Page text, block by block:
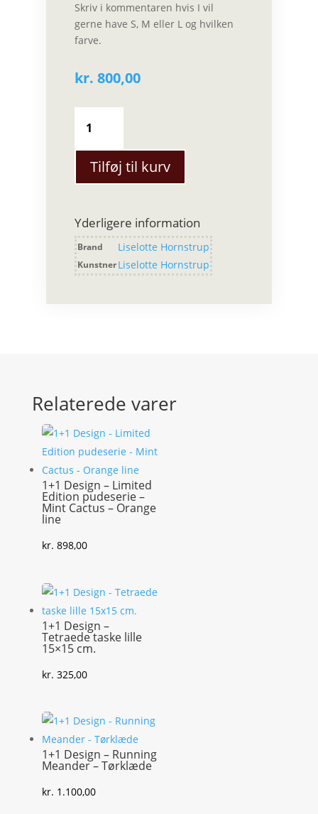
Skriv i kommentaren hvis I vil
gerne have S, M eller L og hvilken
farve.
kr. 800,00
Hornstrup
uld
bluse
-
antal
Tilføj til kurv
Yderligere information
Brand Liselotte Hornstrup
KunstnerLiselotte Hornstrup
Relaterede varer
1+1 Design – Limited
Edition pudeserie –
Mint Cactus – Orange
line
kr. 898,00
1+1 Design –
Tetraede taske lille
15×15 cm.
kr. 325,00
1+1 Design – Running
Meander – Tørklæde
kr. 1.100,00